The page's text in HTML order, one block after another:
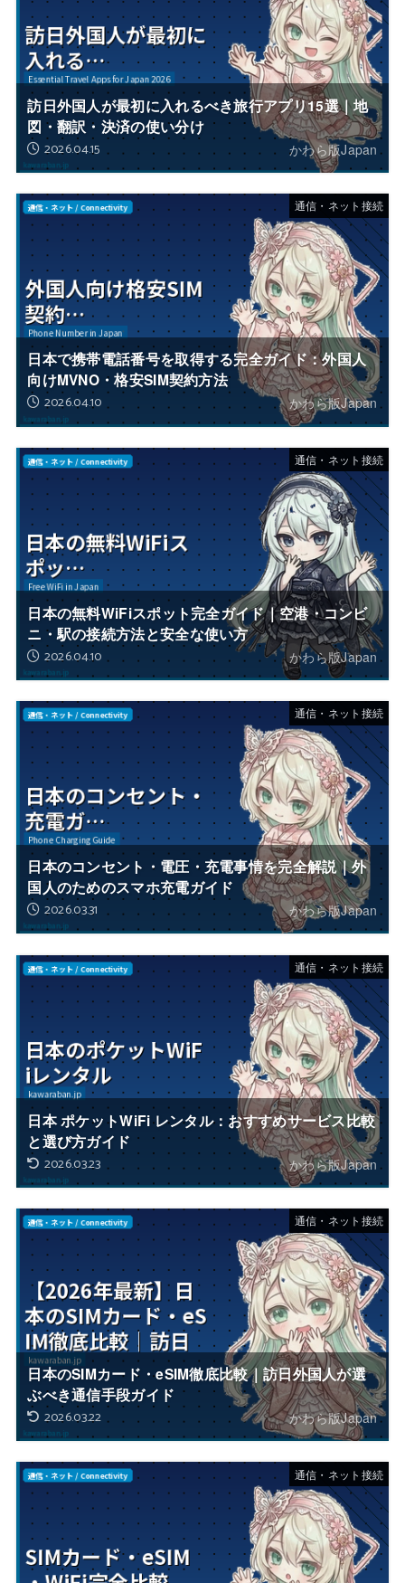
訪日外国人が最初に入れるべき旅行アプリ15選｜地
図・翻訳・決済の使い分け
2026.04.15
かわら版Japan
通信・ネット接続
日本で携帯電話番号を取得する完全ガイド：外国人
向けMVNO・格安SIM契約方法
2026.04.10
かわら版Japan
通信・ネット接続
日本の無料WiFiスポット完全ガイド｜空港・コンビ
ニ・駅の接続方法と安全な使い方
2026.04.10
かわら版Japan
通信・ネット接続
日本のコンセント・電圧・充電事情を完全解説｜外
国人のためのスマホ充電ガイド
2026.03.31
かわら版Japan
通信・ネット接続
日本 ポケットWiFi レンタル：おすすめサービス比較
と選び方ガイド
2026.03.23
かわら版Japan
通信・ネット接続
日本のSIMカード・eSIM徹底比較｜訪日外国人が選
ぶべき通信手段ガイド
2026.03.22
かわら版Japan
通信・ネット接続